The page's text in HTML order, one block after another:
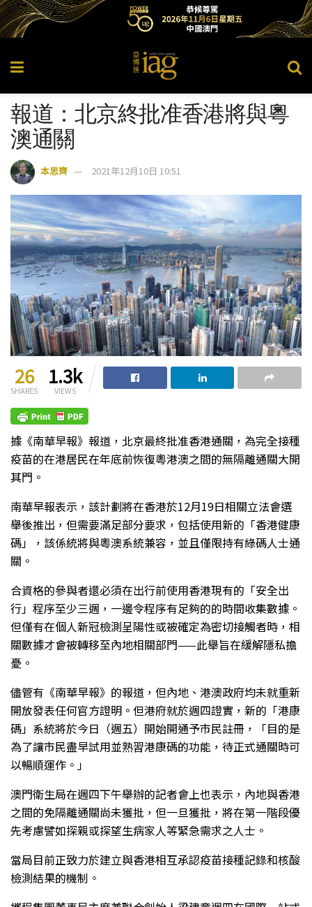
報道：北京終批准香港將與粵
澳通關
本思齊 2021年12月10日 10:51
26
SHARES
1.3k
VIEWS
據《南華早報》報道，北京最終批准香港通關，為完全接種
疫苗的在港居民在年底前恢復粵港澳之間的無隔離通關大開
其門。
南華早報表示，該計劃將在香港於12月19日相關立法會選
舉後推出，但需要滿足部分要求，包括使用新的「香港健康
碼」，該係統將與粵澳系統兼容，並且僅限持有綠碼人士通
關。
合資格的參與者還必須在出行前使用香港現有的「安全出
行」程序至少三週，一邊令程序有足夠的的時間收集數據。
但僅有在個人新冠檢測呈陽性或被確定為密切接觸者時，相
關數據才會被轉移至內地相關部門——此舉旨在緩解隱私擔
憂。
儘管有《南華早報》的報道，但內地、港澳政府均未就重新
開放發表任何官方證明。但港府就於週四證實，新的「港康
碼」系統將於今日（週五）開始開通予市民註冊，「目的是
為了讓市民盡早試用並熟習港康碼的功能，待正式通關時可
以暢順運作。」
澳門衛生局在週四下午舉辦的記者會上也表示，內地與香港
之間的免隔離通關尚未獲批，但一旦獲批，將在第一階段優
先考慮譬如探親或探望生病家人等緊急需求之人士。
當局目前正致力於建立與香港相互承認疫苗接種記錄和核酸
檢測結果的機制。